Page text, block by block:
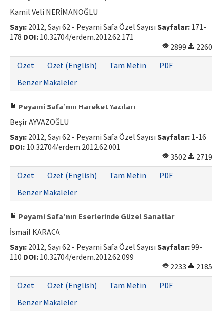
Kamil Veli NERİMANOĞLU
Sayı: 2012, Sayı 62 - Peyami Safa Özel Sayısı Sayfalar: 171-
178 DOI: 10.32704/erdem.2012.62.171
2899
2260
Özet
Özet (English) Tam Metin
PDF
Benzer Makaleler
Peyami Safa’nın Hareket Yazıları
Beşir AYVAZOĞLU
Sayı: 2012, Sayı 62 - Peyami Safa Özel Sayısı Sayfalar: 1-16
DOI: 10.32704/erdem.2012.62.001
3502
2719
Özet
Özet (English) Tam Metin
PDF
Benzer Makaleler
Peyami Safa’nın Eserlerinde Güzel Sanatlar
İsmail KARACA
Sayı: 2012, Sayı 62 - Peyami Safa Özel Sayısı Sayfalar:99-
110 DOI: 10.32704/erdem.2012.62.099
2233
2185
Özet
Özet (English) Tam Metin
PDF
Benzer Makaleler